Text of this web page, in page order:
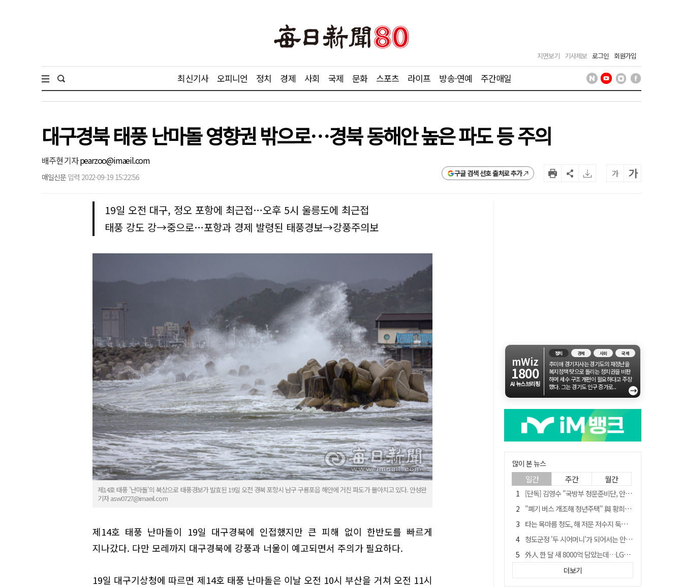
지면보기 기사제보 로그인 회원가입
최신기사 오피니언 정치 경제 사회 국제 문화 스포츠 라이프 방송·연예 주간매일
대구경북 태풍 난마돌 영향권 밖으로…경북 동해안 높은 파도 등 주의
배주현 기자pearzoo@imaeil.com
매일신문 입력 2022-09-19 15:22:56 구글 검색 선호 출처로 추가 가 가
19일 오전 대구, 정오 포항에 최근접…오후 5시 울릉도에 최근접
태풍 강도 강→중으로…포항과 경제 발령된 태풍경보→강풍주의보
제14호 태풍 '난마돌'의 북상으로 태풍경보가 발효된 19일 오전 경북 포항시 남구 구룡포읍 해안에 거친 파도가 몰아치고 있다. 안성완
기자 asw0727@imaeil.com
제14호 태풍 난마돌이 19일 대구경북에 인접했지만 큰 피해 없이 한반도를 빠르게
지나갔다. 다만 모레까지 대구경북에 강풍과 너울이 예고되면서 주의가 필요하다.
19일 대구기상청에 따르면 제14호 태풍 난마돌은 이날 오전 10시 부산을 거쳐 오전 11시
mWiz
1800
AI 뉴스브리핑
정치 경제 사회 국제
추미애 경기지사는 경기도의 재정난을
복지정책 탓으로 돌리는 정치권을 비판
하며 세수 구조 개편이 필요하다고 주장
했다. 그는 경기도 인구 증가로...
→
많이 본 뉴스
일간 주간 월간
[단독] 김영수 "국방부 청문준비단, 안규백 탈영 알고있었다"
"폐기 버스 개조해 청년주택" 與 황희…'딸 학비는 年 4200만원'
타는 목마름 청도, 해 저문 저수지 둑에 군수가 서 있었다
청도군정 '두 시어머니'가 되어서는 안된다
外人 한 달 새 8000억 담았는데…LG이노텍 목표주가는 왜 엇갈릴까
임시휴업 들어갔던 홈플러스 영주점, 7일 영업 재개…지하 1층만 운영
더보기